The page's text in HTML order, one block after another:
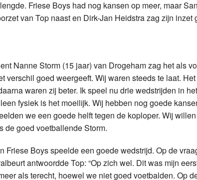
Friese Boys had nog kansen op meer, maar
van Top naast en Dirk-Jan Heidstra zag zijn inzet
Nanne Storm (15 jaar) van Drogeham zag het als
verschil goed weergeeft. Wij waren steeds te laat.
waren zij beter. Ik speel nu drie wedstrijden in
fysiek is het moeilijk. Wij hebben nog goede
we een goede helft tegen de koploper. Wij
de goed voetballende Storm.
Friese Boys speelde een goede wedstrijd. Op de
antwoordde Top: “Op zich wel. Dit was mijn
als terecht, hoewel we niet goed voetbalden. Op